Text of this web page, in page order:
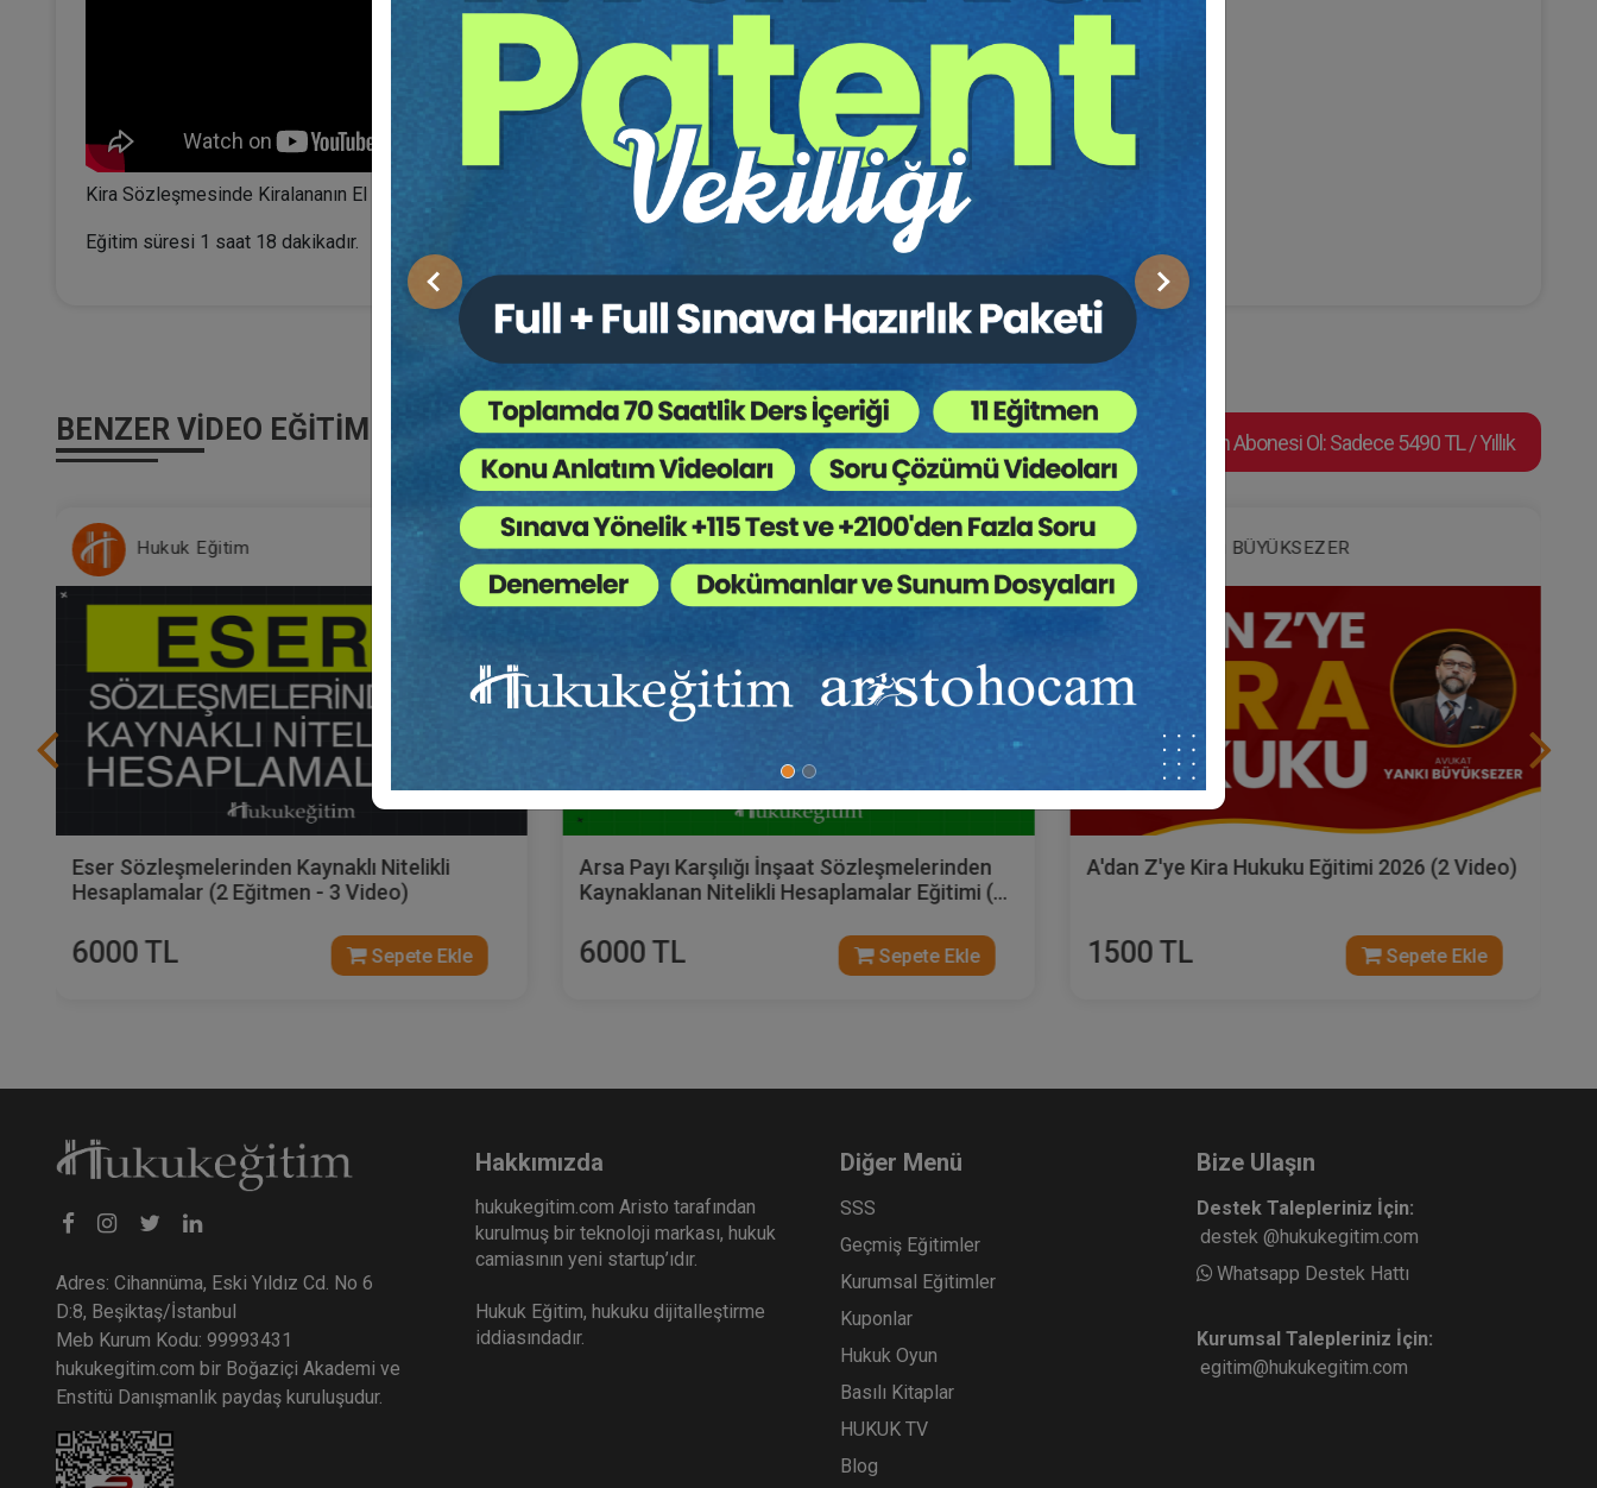
Önceki Sonraki
Kira Sözleşmesinde Kiralananın El Değiştirmesi online konferansının video kaydıdır.
Eğitim süresi 1 saat 18 dakikadır.
BENZER VIDEO EĞITIMLER Video Eğitim Abonesi Ol: Sadece 5490 TL / Yıllık
Hukuk Eğitim
Eser Sözleşmelerinden Kaynaklı Nitelikli
Hesaplamalar (2 Eğitmen - 3 Video)
6000 TL Sepete Ekle
Hukuk Eğitim
Arsa Payı Karşılığı İnşaat Sözleşmelerinden
Kaynaklanan Nitelikli Hesaplamalar Eğitimi (2
6000 TL Sepete Ekle
Av. Yankı BÜYÜKSEZER
A'dan Z'ye Kira Hukuku Eğitimi 2026 (2 Video)
1500 TL Sepete Ekle
Adres: Cihannüma, Eski Yıldız Cd. No 6
D:8, Beşiktaş/İstanbul
Meb Kurum Kodu: 99993431
hukukegitim.com bir Boğaziçi Akademi ve
Enstitü Danışmanlık paydaş kuruluşudur.
Hakkımızda
hukukegitim.com Aristo tarafından
kurulmuş bir teknoloji markası, hukuk
camiasının yeni startup’ıdır.
Hukuk Eğitim, hukuku dijitalleştirme
iddiasındadır.
Diğer Menü
SSS
Geçmiş Eğitimler
Kurumsal Eğitimler
Kuponlar
Hukuk Oyun
Basılı Kitaplar
HUKUK TV
Blog
Bize Ulaşın
Destek Talepleriniz İçin:
destek @hukukegitim.com
Whatsapp Destek Hattı
Kurumsal Talepleriniz İçin:
egitim@hukukegitim.com